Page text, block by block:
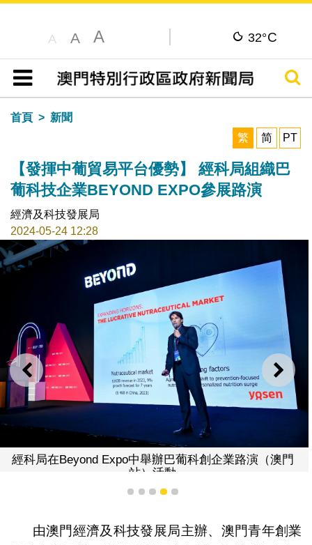
A A A 32°C
目錄
搜尋
首頁
新聞
繁
简 PT
【發揮中葡貿易平台優勢】 經科局組織巴
葡科技企業BEYOND EXPO參展路演
經濟及科技發展局
2024-05-24 12:28
上一則 下一
經科局在Beyond Expo中舉辦巴葡科創企業路演（澳門
站）活動
1 2 3 4 5
由澳門經濟及科技發展局主辦、澳門青年創業